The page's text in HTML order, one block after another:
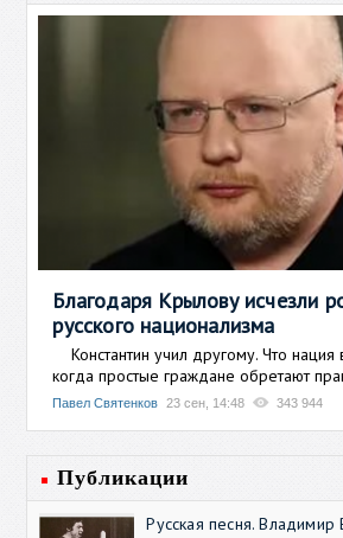
Благодаря Крылову исчезли
русского национализма
Константин учил другому. Что нация
когда простые граждане обретают
Павел Святенков 23 сен, 14:48 343 944
Публикации
Русская песня. Владимир